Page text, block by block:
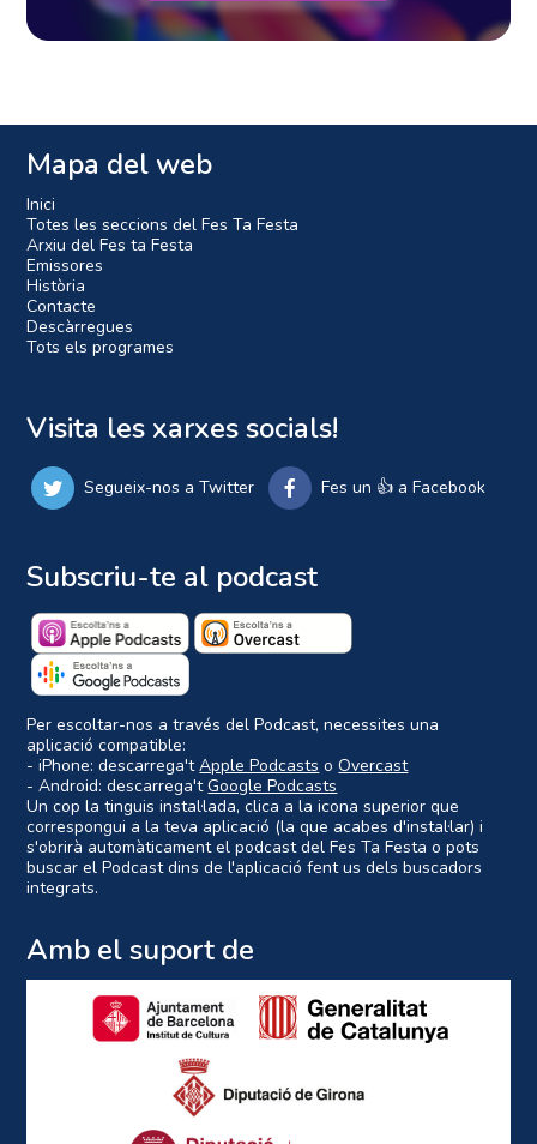
Mapa del web
Inici
Totes les seccions del Fes Ta Festa
Arxiu del Fes ta Festa
Emissores
Història
Contacte
Descàrregues
Tots els programes
Visita les xarxes socials!
Segueix-nos a Twitter Fes un 👍 a Facebook
Subscriu-te al podcast
Per escoltar-nos a través del Podcast, necessites una
aplicació compatible:
- iPhone: descarrega'tApple Podcasts oOvercast
- Android: descarrega'tGoogle Podcasts
Un cop la tinguis instal·lada, clica a la icona superior que
correspongui a la teva aplicació (la que acabes d'instal·lar) i
s'obrirà automàticament el podcast del Fes Ta Festa o pots
buscar el Podcast dins de l'aplicació fent us dels buscadors
integrats.
Amb el suport de